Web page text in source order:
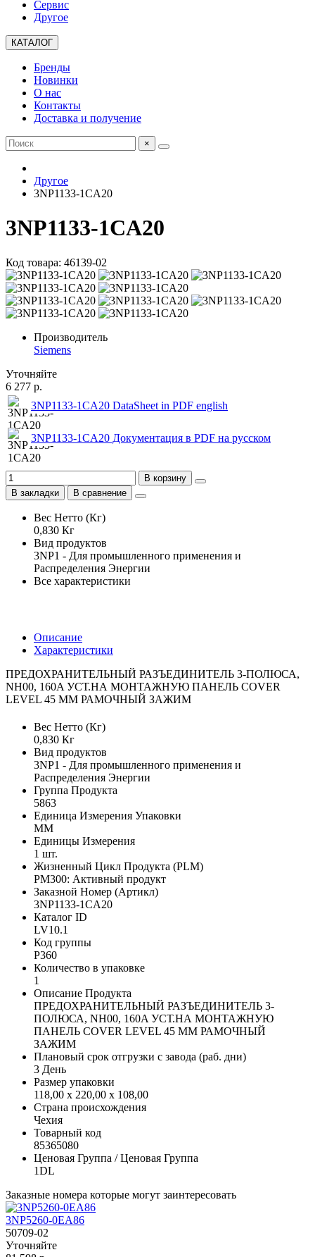
Сервис
Другое
КАТАЛОГ
Бренды
Новинки
О нас
Контакты
Доставка и получение
×
Другое
3NP1133-1CA20
3NP1133-1CA20
Код товара: 46139-02
Производитель
Siemens
Уточняйте
6 277 р.
3NP1133-1CA20 DataSheet in PDF english
3NP1133-1CA20 Документация в PDF на русском
В корзину
В закладки
В сравнение
Вес Нетто (Кг)
0,830 Кг
Вид продуктов
3NP1 - Для промышленного применения и
Распределения Энергии
Все характеристики
Описание
Характеристики
ПРЕДОХРАНИТЕЛЬНЫЙ РАЗЪЕДИНИТЕЛЬ 3-ПОЛЮСА,
NH00, 160A УСТ.НА МОНТАЖНУЮ ПАНЕЛЬ COVER
LEVEL 45 MM РАМОЧНЫЙ ЗАЖИМ
Вес Нетто (Кг)
0,830 Кг
Вид продуктов
3NP1 - Для промышленного применения и
Распределения Энергии
Группа Продукта
5863
Единица Измерения Упаковки
MM
Единицы Измерения
1 шт.
Жизненный Цикл Продукта (PLM)
PM300: Активный продукт
Заказной Номер (Артикл)
3NP1133-1CA20
Каталог ID
LV10.1
Код группы
P360
Количество в упаковке
1
Описание Продукта
ПРЕДОХРАНИТЕЛЬНЫЙ РАЗЪЕДИНИТЕЛЬ 3-
ПОЛЮСА, NH00, 160A УСТ.НА МОНТАЖНУЮ
ПАНЕЛЬ COVER LEVEL 45 MM РАМОЧНЫЙ
ЗАЖИМ
Плановый срок отгрузки с завода (раб. дни)
3 День
Размер упаковки
118,00 x 220,00 x 108,00
Страна происхождения
Чехия
Товарный код
85365080
Ценовая Группа / Ценовая Группа
1DL
Заказные номера которые могут заинтересовать
3NP5260-0EA86
50709-02
Уточняйте